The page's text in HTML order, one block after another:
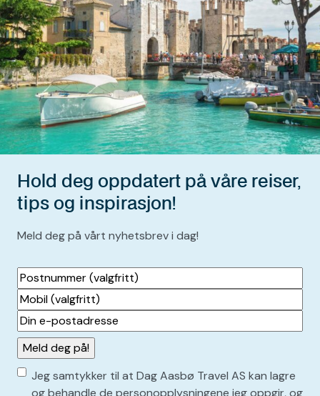
Hold deg oppdatert på våre reiser,
tips og inspirasjon!
Meld deg på vårt nyhetsbrev i dag!
Din
e-
postadresse(
P
Postnummer
(valgfritt)
Mobil
(valgfritt)
Consent
Jeg samtykker til at Dag Aasbø Travel AS kan lagre
og behandle de personopplysningene jeg oppgir, og